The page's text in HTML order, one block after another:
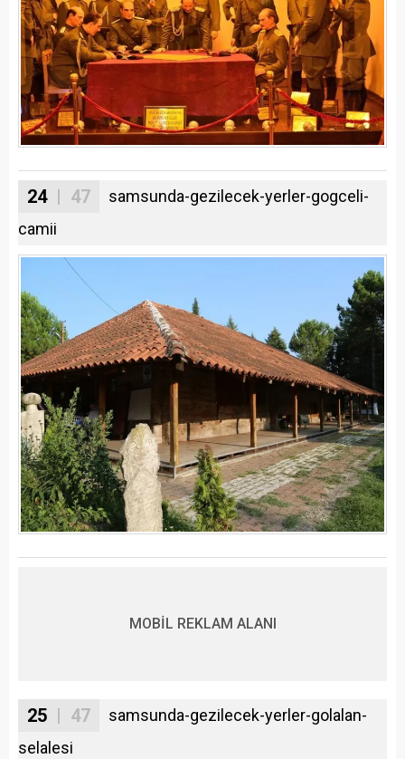
24| 47
samsunda-gezilecek-yerler-gogceli-
camii
MOBİL REKLAM ALANI
25 | 47
samsunda-gezilecek-yerler-golalan-
selalesi